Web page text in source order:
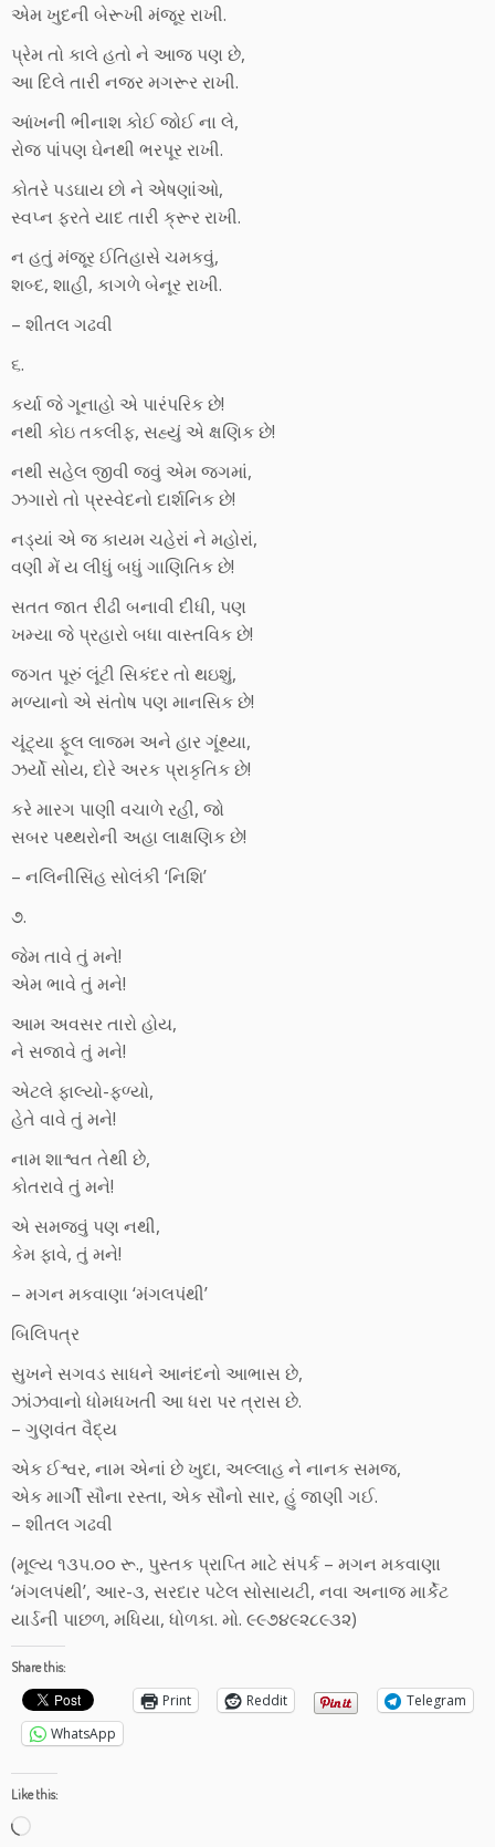
એમ ખુદની બેરૂખી મંજૂર રાખી.
પ્રેમ તો કાલે હતો ને આજ પણ છે,
આ દિલે તારી નજર મગરૂર રાખી.
આંખની ભીનાશ કોઈ જોઈ ના લે,
રોજ પાંપણ ઘેનથી ભરપૂર રાખી.
કોતરે પડઘાય છો ને એષણાંઓ,
સ્વપ્ન ફરતે યાદ તારી ક્રૂર રાખી.
ન હતું મંજૂર ઈતિહાસે ચમકવું,
શબ્દ, શાહી, કાગળે બેનૂર રાખી.
– શીતલ ગઢવી
૬.
કર્યા જે ગૂનાહો એ પારંપરિક છે!
નથી કોઇ તકલીફ, સહ્યું એ ક્ષણિક છે!
નથી સહેલ જીવી જવું એમ જગમાં,
ઝગારો તો પ્રસ્વેદનો દાર્શનિક છે!
નડ્યાં એ જ કાયમ ચહેરાં ને મહોરાં,
વણી મેં ય લીધું બધું ગાણિતિક છે!
સતત જાત રીઢી બનાવી દીધી, પણ
ખમ્યા જે પ્રહારો બધા વાસ્તવિક છે!
જગત પૂરું લૂંટી સિકંદર તો થઇશું,
મળ્યાનો એ સંતોષ પણ માનસિક છે!
ચૂંટ્યા ફૂલ લાજમ અને હાર ગૂંથ્યા,
ઝર્યો સોય, દોરે અરક પ્રાકૃતિક છે!
કરે મારગ પાણી વચાળે રહી, જો
સબર પથ્થરોની અહા લાક્ષણિક છે!
– નલિનીસિંહ સોલંકી ‘નિશિ’
૭.
જેમ તાવે તું મને!
એમ ભાવે તું મને!
આમ અવસર તારો હોય,
ને સજાવે તું મને!
એટલે ફાલ્યો-ફળ્યો,
હેતે વાવે તું મને!
નામ શાશ્વત તેથી છે,
કોતરાવે તું મને!
એ સમજવું પણ નથી,
કેમ ફાવે, તું મને!
– મગન મકવાણા ‘મંગલપંથી’
બિલિપત્ર
સુખને સગવડ સાધને આનંદનો આભાસ છે,
ઝાંઝવાનો ધોમધખતી આ ધરા પર ત્રાસ છે.
– ગુણવંત વૈદ્ય
એક ઈશ્વર, નામ એનાં છે ખુદા, અલ્લાહ ને નાનક સમજ,
એક માર્ગી સૌના રસ્તા, એક સૌનો સાર, હું જાણી ગઈ.
– શીતલ ગઢવી
(મૂલ્ય ૧૩૫.૦૦ રૂ., પુસ્તક પ્રાપ્તિ માટે સંપર્ક – મગન મકવાણા
‘મંગલપંથી’, આર-૩, સરદાર પટેલ સોસાયટી, નવા અનાજ માર્કેટ
યાર્ડની પાછળ, મધિયા, ધોળકા. મો. ૯૯૭૪૯૨૮૯૩૨)
Share this:
Print Reddit
Telegram
WhatsApp
Like this:
Loading…